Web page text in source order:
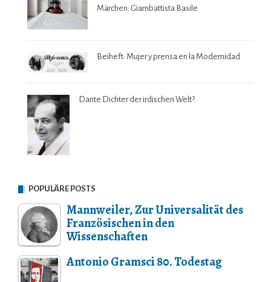
Märchen: Giambattista Basile
Beiheft: Mujer y prensa en la Modernidad
Dante Dichter der irdischen Welt?
POPULÄRE POSTS
Mannweiler, Zur Universalität des
Französischen in den
Wissenschaften
Antonio Gramsci 80. Todestag